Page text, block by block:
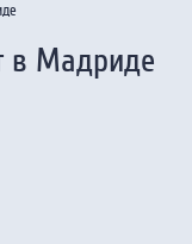
в Мадриде